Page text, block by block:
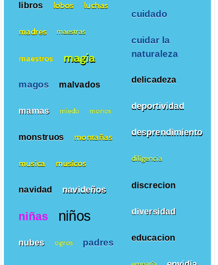
cuidado
cuidar la
naturaleza
delicadeza
deportividad
desprendimiento
diligencia
discrecion
diversidad
educacion
libros lobos luchas
madres maestras
maestros magia
magos malvados
mamas miedo monos
monstruos montañas
musica musicos
navidad navideños
niñas niños
nubes ogros padres